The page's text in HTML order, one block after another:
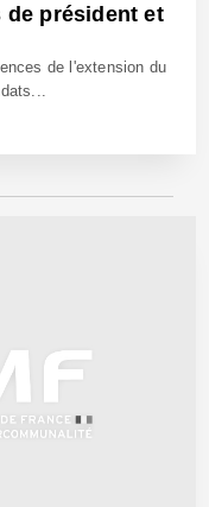
de président et
de l'extension du